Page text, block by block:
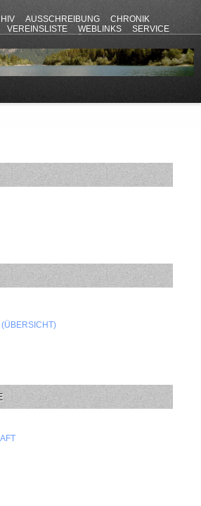
AUSSCHREIBUNG
CHRONIK
VEREINSLISTE WEBLINKS
SERVICE